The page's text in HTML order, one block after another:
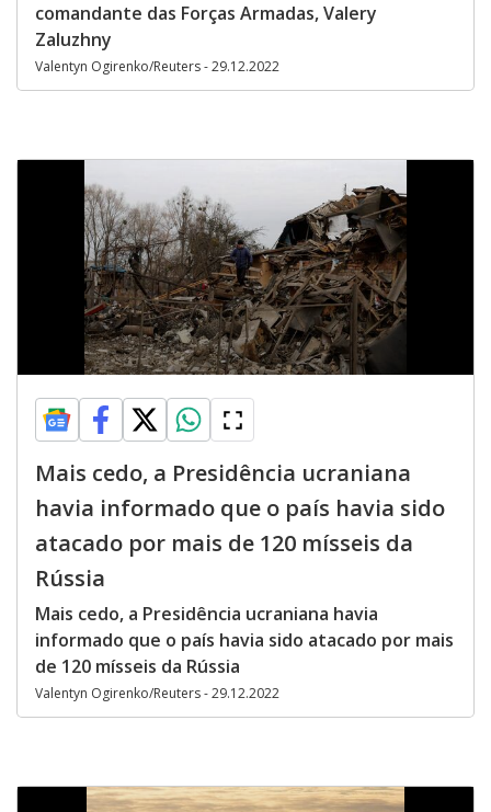
comandante das Forças Armadas, Valery
Zaluzhny
Valentyn Ogirenko/Reuters - 29.12.2022
Mais cedo, a Presidência ucraniana
havia informado que o país havia sido
atacado por mais de 120 mísseis da
Rússia
Mais cedo, a Presidência ucraniana havia
informado que o país havia sido atacado por mais
de 120 mísseis da Rússia
Valentyn Ogirenko/Reuters - 29.12.2022